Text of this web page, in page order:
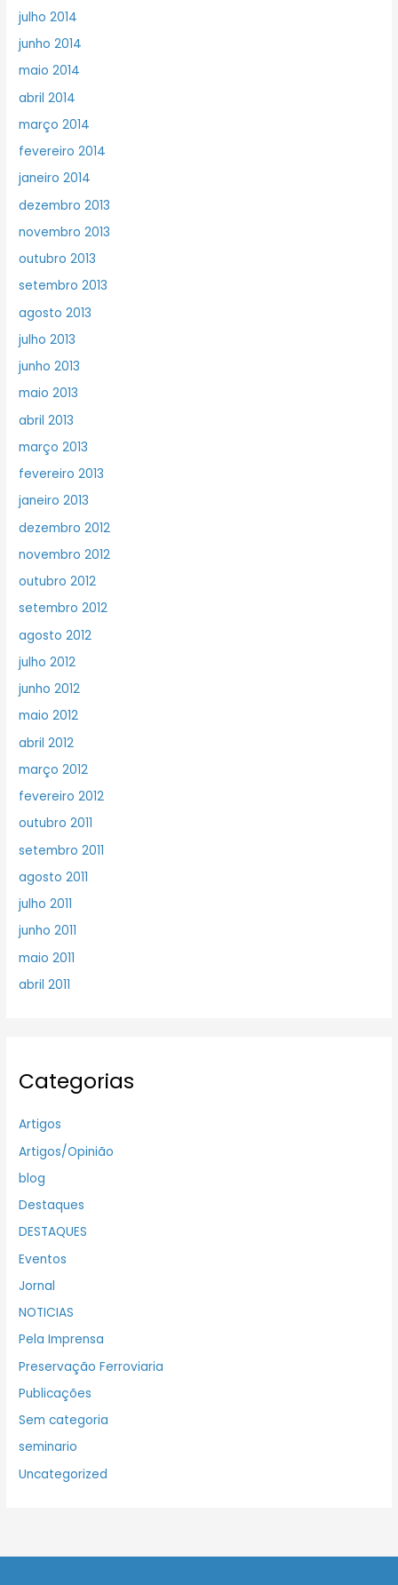
julho 2014
junho 2014
maio 2014
abril 2014
março 2014
fevereiro 2014
janeiro 2014
dezembro 2013
novembro 2013
outubro 2013
setembro 2013
agosto 2013
julho 2013
junho 2013
maio 2013
abril 2013
março 2013
fevereiro 2013
janeiro 2013
dezembro 2012
novembro 2012
outubro 2012
setembro 2012
agosto 2012
julho 2012
junho 2012
maio 2012
abril 2012
março 2012
fevereiro 2012
outubro 2011
setembro 2011
agosto 2011
julho 2011
junho 2011
maio 2011
abril 2011
Categorias
Artigos
Artigos/Opinião
blog
Destaques
DESTAQUES
Eventos
Jornal
NOTICIAS
Pela Imprensa
Preservação Ferroviaria
Publicações
Sem categoria
seminario
Uncategorized